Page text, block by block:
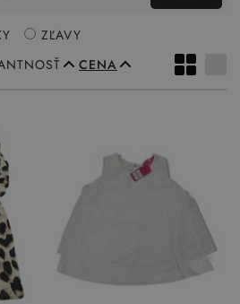
CENA
ZĽAVY